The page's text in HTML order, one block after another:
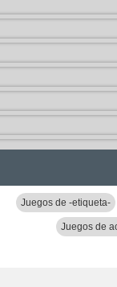
Juegos de -etiqueta-
Juegos de